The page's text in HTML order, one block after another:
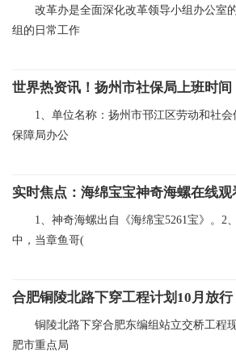
改革办是全面深化改革领导小组办公室
组的日常工作
世界热资讯！扬州市社保局上班时间
1、单位名称：扬州市邗江区劳动和社
保障局办公
1、神奇海螺出自《海绵宝5261宝》。2
中，当章鱼哥(
合肥铜陵北路下穿工程计划10月放行
铜陵北路下穿合肥东编组站立交桥工程
肥市重点局